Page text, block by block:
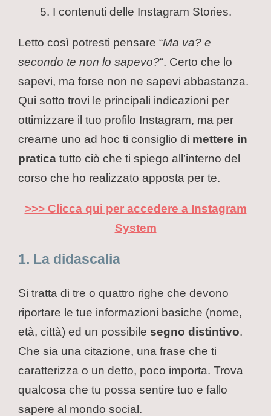
I contenuti delle Instagram Stories.
Letto così potresti pensare “Ma va? e
secondo te non lo sapevo?“. Certo che lo
sapevi, ma forse non ne sapevi abbastanza.
Qui sotto trovi le principali indicazioni per
ottimizzare il tuo profilo Instagram, ma per
crearne uno ad hoc ti consiglio di mettere in
pratica tutto ciò che ti spiego all’interno del
corso che ho realizzato apposta per te.
>>> Clicca qui per accedere a Instagram
System
1. La didascalia
Si tratta di tre o quattro righe che devono
riportare le tue informazioni basiche (nome,
età, città) ed un possibile segno distintivo.
Che sia una citazione, una frase che ti
caratterizza o un detto, poco importa. Trova
qualcosa che tu possa sentire tuo e fallo
sapere al mondo social.